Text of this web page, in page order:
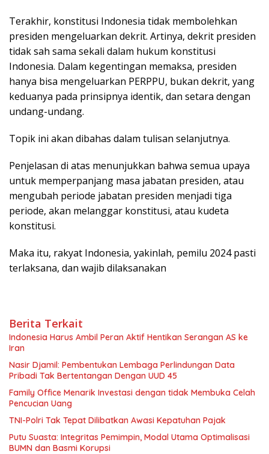
Terakhir, konstitusi Indonesia tidak membolehkan
presiden mengeluarkan dekrit. Artinya, dekrit presiden
tidak sah sama sekali dalam hukum konstitusi
Indonesia. Dalam kegentingan memaksa, presiden
hanya bisa mengeluarkan PERPPU, bukan dekrit, yang
keduanya pada prinsipnya identik, dan setara dengan
undang-undang.
Topik ini akan dibahas dalam tulisan selanjutnya.
Penjelasan di atas menunjukkan bahwa semua upaya
untuk memperpanjang masa jabatan presiden, atau
mengubah periode jabatan presiden menjadi tiga
periode, akan melanggar konstitusi, atau kudeta
konstitusi.
Maka itu, rakyat Indonesia, yakinlah, pemilu 2024 pasti
terlaksana, dan wajib dilaksanakan
Berita Terkait
Indonesia Harus Ambil Peran Aktif Hentikan Serangan AS ke
Iran
Nasir Djamil: Pembentukan Lembaga Perlindungan Data
Pribadi Tak Bertentangan Dengan UUD 45
Family Office Menarik Investasi dengan tidak Membuka Celah
Pencucian Uang
TNI-Polri Tak Tepat Dilibatkan Awasi Kepatuhan Pajak
Putu Suasta: Integritas Pemimpin, Modal Utama Optimalisasi
BUMN dan Basmi Korupsi